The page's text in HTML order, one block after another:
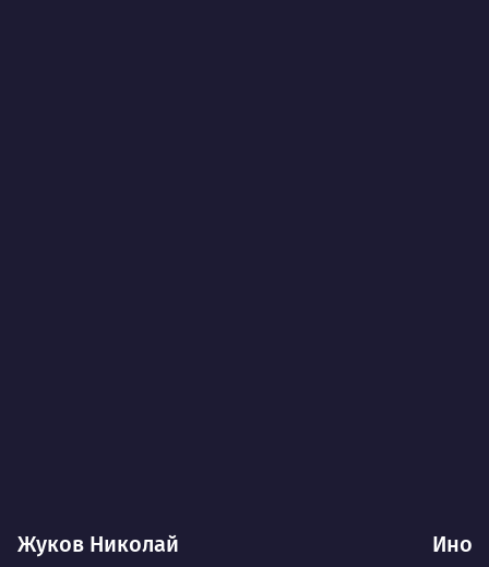
Жуков Николай